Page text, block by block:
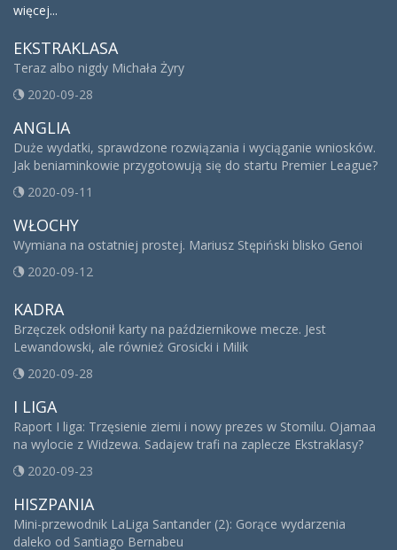
więcej...
EKSTRAKLASA
Teraz albo nigdy Michała Żyry
2020-09-28
ANGLIA
Duże wydatki, sprawdzone rozwiązania i wyciąganie wniosków.
Jak beniaminkowie przygotowują się do startu Premier League?
2020-09-11
WŁOCHY
Wymiana na ostatniej prostej. Mariusz Stępiński blisko Genoi
2020-09-12
KADRA
Brzęczek odsłonił karty na październikowe mecze. Jest
Lewandowski, ale również Grosicki i Milik
2020-09-28
I LIGA
Raport I liga: Trzęsienie ziemi i nowy prezes w Stomilu. Ojamaa
na wylocie z Widzewa. Sadajew trafi na zaplecze Ekstraklasy?
2020-09-23
HISZPANIA
Mini-przewodnik LaLiga Santander (2): Gorące wydarzenia
daleko od Santiago Bernabeu